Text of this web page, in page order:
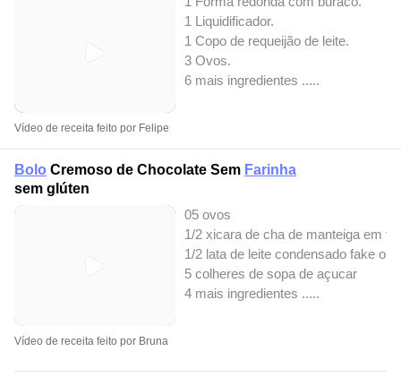
1 Liquidificador.
1 Copo de requeijão de leite.
3 Ovos.
6 mais ingredientes .....
Vídeo de receita feito por Felipe
Bolo Cremoso de Chocolate Sem Farinha
sem glúten
05 ovos
1/2 xicara de cha de manteiga em
1/2 lata de leite condensado fake ou
5 colheres de sopa de açucar
4 mais ingredientes .....
Vídeo de receita feito por Bruna